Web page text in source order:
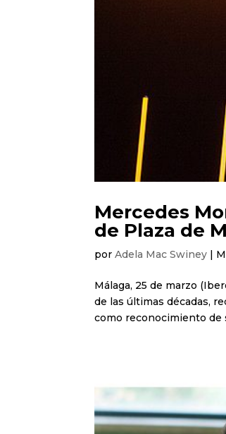
Mercedes
de Plaza de
porAdela Mac Swiney |
Málaga, 25 de marzo
de las últimas décadas,
como reconocimiento de